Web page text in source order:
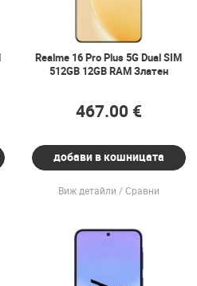
Realme 16 Pro Plus 5G Dual SIM
512GB 12GB RAM Златен
467.00 €
добави в кошницата
Виж детайли Сравни